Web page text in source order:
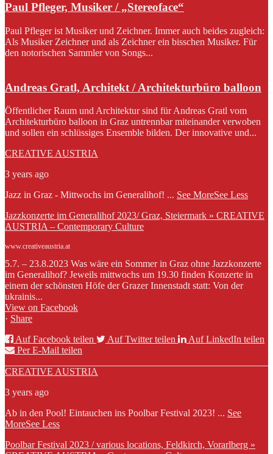
Paul Pfleger, Musiker / „Stereoface“
Paul Pfleger ist Musiker und Zeichner. Immer auch beides zugleich:
Als Musiker Zeichner und als Zeichner ein bisschen Musiker. Für
den notorischen Sammler von Songs...
Andreas Gratl, Architekt / Architekturbüro balloon
Öffentlicher Raum und Architektur sind für Andreas Gratl vom
Architekturbüro balloon in Graz untrennbar miteinander verwoben
und sollen ein schlüssiges Ensemble bilden. Der innovative und...
CREATIVE AUSTRIA
3 years ago
Jazz in Graz - Mittwochs im Generalihof! ... See MoreSee Less
Jazzkonzerte im Generalihof 2023/ Graz, Steiermark » CREATIVE
AUSTRIA – Contemporary Culture
www.creativeaustria.at
5.7. – 23.8.2023 Was wäre ein Sommer in Graz ohne Jazzkonzerte
im Generalihof? Jeweils mittwochs um 19.30 finden Konzerte in
einem der schönsten Höfe der Grazer Innenstadt statt: Von der
ukrainis...
View on Facebook
· Share
Auf Facebook teilen
Auf Twitter teilen
Auf LinkedIn teilen
Per E-Mail teilen
CREATIVE AUSTRIA
3 years ago
Ab in den Pool! Eintauchen ins Poolbar Festival 2023! ... See
MoreSee Less
Poolbar Festival 2023 / various locations, Feldkirch, Vorarlberg »